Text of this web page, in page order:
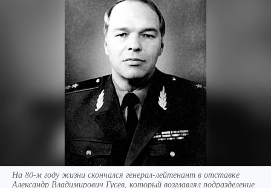
На 80-м году жизни скончался генерал-лейтенант в отставке
Александр Владимирович Гусев, который возглавлял подразделение